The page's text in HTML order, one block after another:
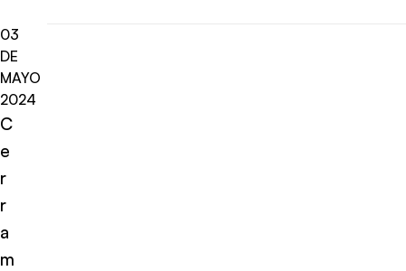
03
DE
MAYO
2024
C
e
r
r
a
m